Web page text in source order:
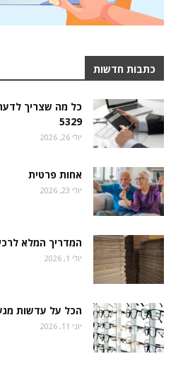
כתבות חדשות
כל מה שצריך לדעת
5329
יולי 26, 2026
אחות פרטית
יולי 23, 2026
המדריך המלא
יולי 1, 2026
הכל על עדשות מגע
יוני 11, 2026